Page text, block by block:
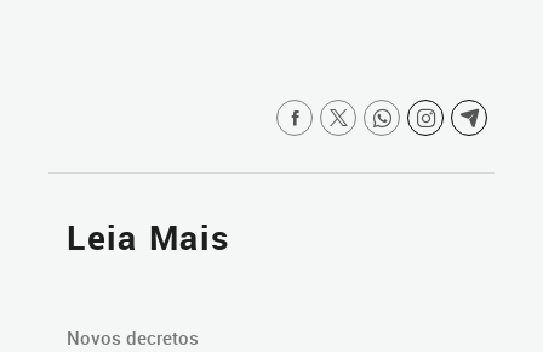
Leia Mais
Novos decretos